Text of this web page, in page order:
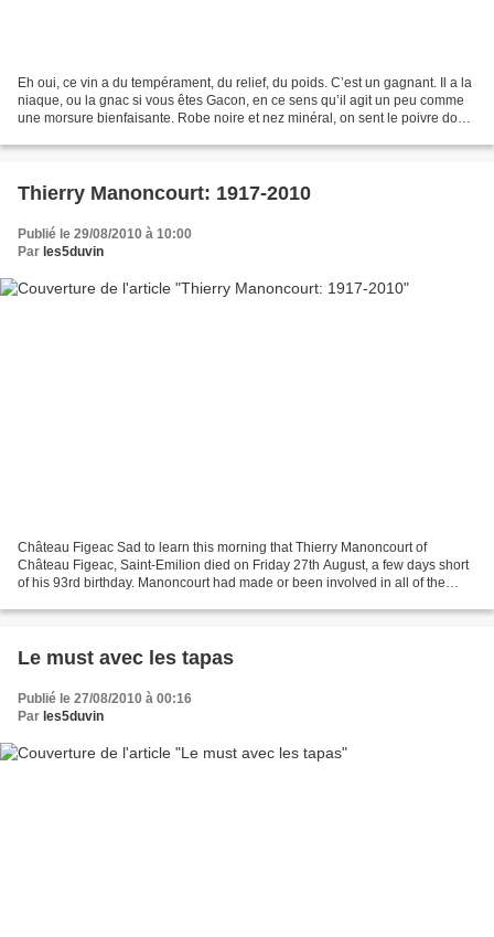
Eh oui, ce vin a du tempérament, du relief, du poids. C’est un gagnant. Il a la
niaque, ou la gnac si vous êtes Gacon, en ce sens qu’il agit un peu comme
une morsure bienfaisante. Robe noire et nez minéral, on sent le poivre doux,
Thierry Manoncourt: 1917-2010
Publié le 29/08/2010 à 10:00
Par les5duvin
Château Figeac Sad to learn this morning that Thierry Manoncourt of
Château Figeac, Saint-Emilion died on Friday 27th August, a few days short
of his 93rd birthday. Manoncourt had made or been involved in all of the
Le must avec les tapas
Publié le 27/08/2010 à 00:16
Par les5duvin